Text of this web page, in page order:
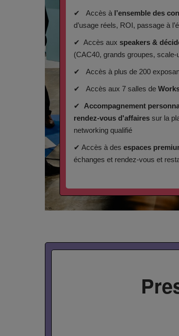
✔ Accès à l’ensemble des
d’usage réels, ROI, passage à
✔ Accès aux speakers &
(CAC40, grands groupes, scale-
✔ Accès à plus de 200
✔ Accès aux 7 salles de
✔ Accompagnement
rendez-vous d'affaires sur la
networking qualifié
✔ Accès à des espaces
échanges et rendez-vous et